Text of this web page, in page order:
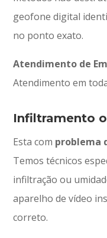
geofone digital
no ponto exato.
Atendimento de
Atendimento em
Infiltramento
Esta com problema
Temos técnicos
infiltração ou
aparelho de vídeo
correto.